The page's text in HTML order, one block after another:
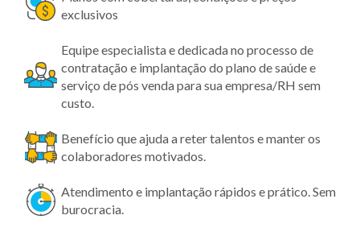
exclusivos
Equipe especialista e dedicada no processo de
contratação e implantação do plano de saúde e
serviço de pós venda para sua empresa/RH sem
custo.
Benefício que ajuda a reter talentos e manter os
colaboradores motivados.
Atendimento e implantação rápidos e prático. Sem
burocracia.